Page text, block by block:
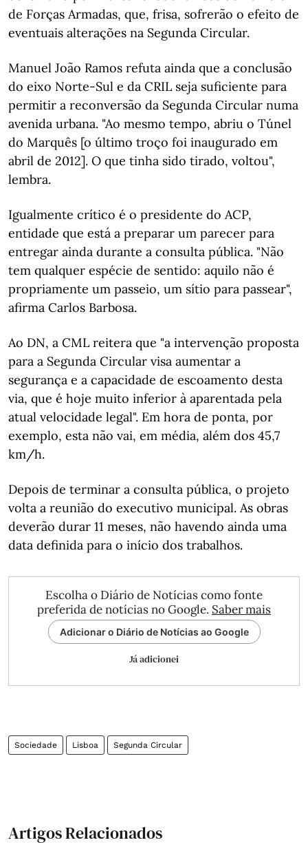
de Forças Armadas, que, frisa, sofrerão o efeito de
eventuais alterações na Segunda Circular.
Manuel João Ramos refuta ainda que a conclusão
do eixo Norte-Sul e da CRIL seja suficiente para
permitir a reconversão da Segunda Circular numa
avenida urbana. "Ao mesmo tempo, abriu o Túnel
do Marquês [o último troço foi inaugurado em
abril de 2012]. O que tinha sido tirado, voltou",
lembra.
Igualmente crítico é o presidente do ACP,
entidade que está a preparar um parecer para
entregar ainda durante a consulta pública. "Não
tem qualquer espécie de sentido: aquilo não é
propriamente um passeio, um sítio para passear",
afirma Carlos Barbosa.
Ao DN, a CML reitera que "a intervenção proposta
para a Segunda Circular visa aumentar a
segurança e a capacidade de escoamento desta
via, que é hoje muito inferior à aparentada pela
atual velocidade legal". Em hora de ponta, por
exemplo, esta não vai, em média, além dos 45,7
km/h.
Depois de terminar a consulta pública, o projeto
volta a reunião do executivo municipal. As obras
deverão durar 11 meses, não havendo ainda uma
data definida para o início dos trabalhos.
Escolha o Diário de Notícias como fonte
preferida de notícias no Google. Saber mais
Adicionar o Diário de Notícias ao Google
Já adicionei
Sociedade Lisboa Segunda Circular
Artigos Relacionados